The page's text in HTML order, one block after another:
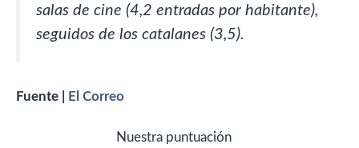
salas de cine (4,2 entradas por habitante),
seguidos de los catalanes (3,5).
Fuente | El Correo
Nuestra puntuación